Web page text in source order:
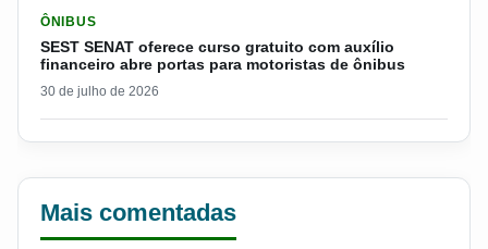
ÔNIBUS
SEST SENAT oferece curso gratuito com auxílio
financeiro abre portas para motoristas de ônibus
30 de julho de 2026
Mais comentadas